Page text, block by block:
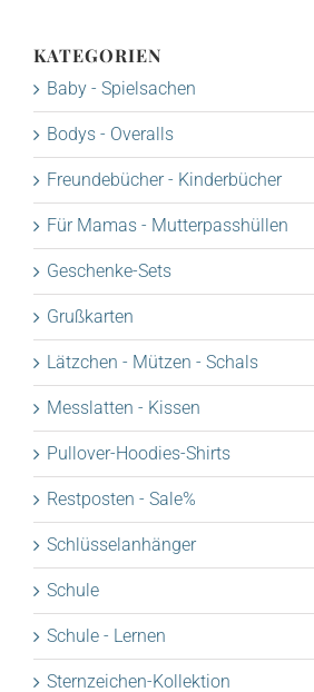
KATEGORIEN
Baby - Spielsachen
Bodys - Overalls
Freundebücher - Kinderbücher
Für Mamas - Mutterpasshüllen
Geschenke-Sets
Grußkarten
Lätzchen - Mützen - Schals
Messlatten - Kissen
Pullover-Hoodies-Shirts
Restposten - Sale%
Schlüsselanhänger
Schule
Schule - Lernen
Sternzeichen-Kollektion